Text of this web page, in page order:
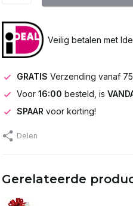
Veilig betalen met
GRATIS Verzending vanaf
Voor 16:00 besteld, is
SPAAR voor korting!
Delen
Gerelateerde